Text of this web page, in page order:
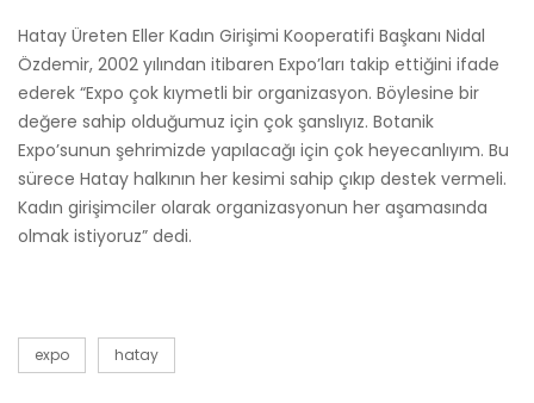
Hatay Üreten Eller Kadın Girişimi Kooperatifi Başkanı Nidal
Özdemir, 2002 yılından itibaren Expo’ları takip ettiğini ifade
ederek “Expo çok kıymetli bir organizasyon. Böylesine bir
değere sahip olduğumuz için çok şanslıyız. Botanik
Expo’sunun şehrimizde yapılacağı için çok heyecanlıyım. Bu
sürece Hatay halkının her kesimi sahip çıkıp destek vermeli.
Kadın girişimciler olarak organizasyonun her aşamasında
olmak istiyoruz” dedi.
expo hatay